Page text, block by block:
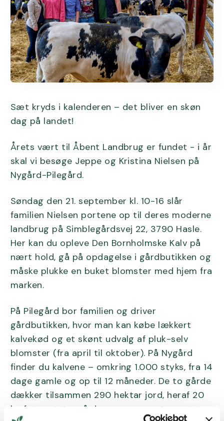
Sæt kryds i kalenderen – det bliver en skøn
dag på landet!
Årets vært til Åbent Landbrug er fundet - i år
skal vi besøge Jeppe og Kristina Nielsen på
Nygård-Pilegård.
Søndag den 21. september kl. 10-16 slår
familien Nielsen portene op til deres moderne
landbrug på Simblegårdsvej 22, 3790 Hasle.
Her kan du opleve Den Bornholmske Kalv på
nært hold, gå på opdagelse i gårdbutikken og
måske plukke en buket blomster med hjem fra
marken.
På Pilegård bor familien og driver
gårdbutikken, hvor man kan købe lækkert
kalvekød og et skønt udvalg af pluk-selv
blomster (fra april til oktober). På Nygård
finder du kalvene – omkring 1.000 styks, fra 14
dage gamle og op til 12 måneder. De to gårde
dækker tilsammen 290 hektar jord, heraf 20
ha forpagtet – så der er masser at se og